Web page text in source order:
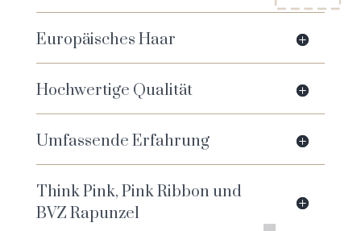
Europäisches Haar
Hochwertige Qualität
Umfassende Erfahrung
Think Pink, Pink Ribbon und
BVZ Rapunzel